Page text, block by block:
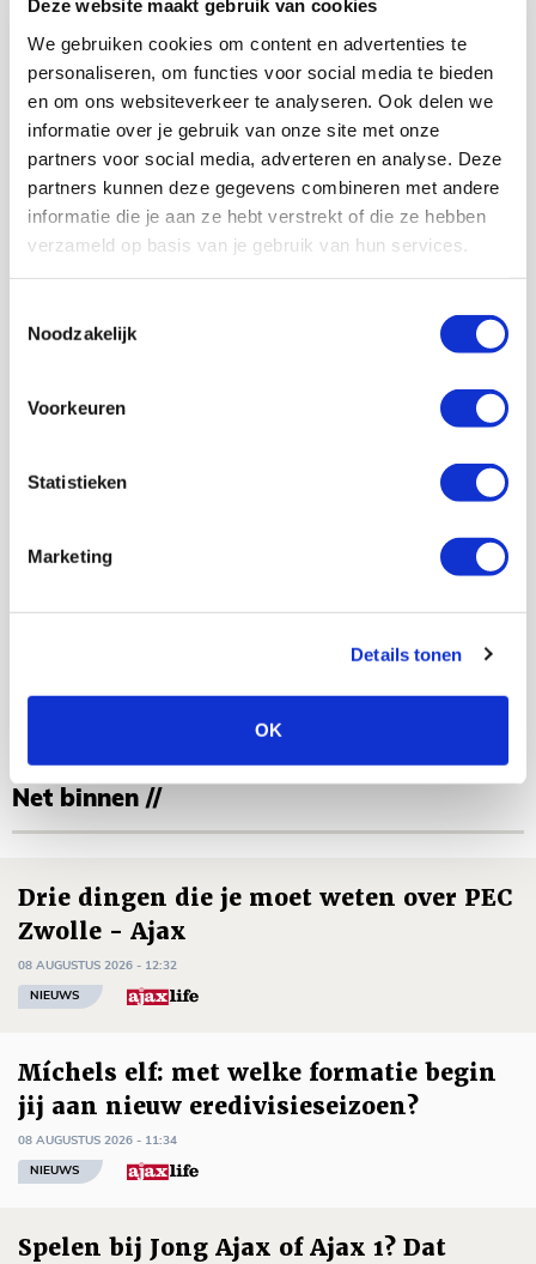
Deze website maakt gebruik van cookies
We gebruiken cookies om content en advertenties te
personaliseren, om functies voor social media te bieden
en om ons websiteverkeer te analyseren. Ook delen we
informatie over je gebruik van onze site met onze
partners voor social media, adverteren en analyse. Deze
partners kunnen deze gegevens combineren met andere
informatie die je aan ze hebt verstrekt of die ze hebben
verzameld op basis van je gebruik van hun services.
Noodzakelijk
Voorkeuren
Statistieken
Marketing
Details tonen
OK
op de afgelopen achttien maanden bij Ajax en had
daarbij een duidelijk verhaal, aangezien er amper
vragen voor hem waren.
Vanuit de zaal kwamen nog wat enkele goedbedoelde
adviezen. Zoals het contact leggen met enkele
Nederlandse miljardairs die wel wat miljoenen in de
club zouden kunnen pompen tot de suggestie om in
plaats van eigen aandelen te kopen, juist extra
aandelen uit te geven. Om zo meer geld te genereren.
Anbeek nam het advies vriendelijk in ontvangst. “Ook
dit nemen we mee in ons onderzoek.”
De traditioneel afsluitende rondvraag zorgde in het
verleden nog wel eens voor wat vermakelijke inzichten
een kleine twee uur luisteren, stemmen en powerpoints
Informatie kaartverkoop eerste
vier thuisduels na winterstop
Bekijk alle berichten van Sander
Net binnen //
Drie dingen die je moet weten over PEC
Zwolle - Ajax
08 AUGUSTUS 2026 - 12:32
NIEUWS
Míchels elf: met welke formatie begin
jij aan nieuw eredivisieseizoen?
08 AUGUSTUS 2026 - 11:34
NIEUWS
Spelen bij Jong Ajax of Ajax 1? Dat